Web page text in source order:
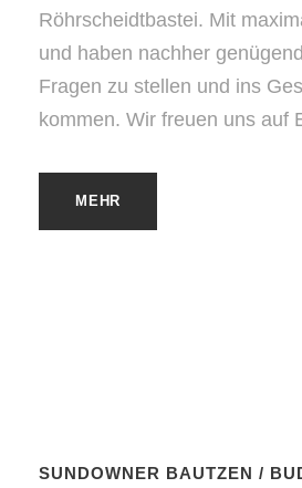
Röhrscheidtbastei. Mit
und haben nachher
Fragen zu stellen und ins
kommen. Wir freuen uns auf
MEHR
SUNDOWNER BAUTZEN /